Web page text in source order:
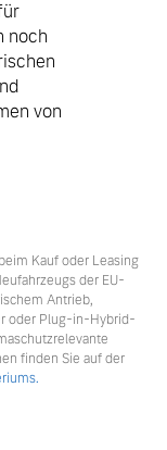
noch
von
Kauf oder Leasing
der EU-
Antrieb,
oder Plug-in-Hybrid-
finden Sie auf der